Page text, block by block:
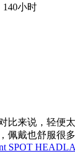
小时
比来说，轻便
佩戴也舒服很多